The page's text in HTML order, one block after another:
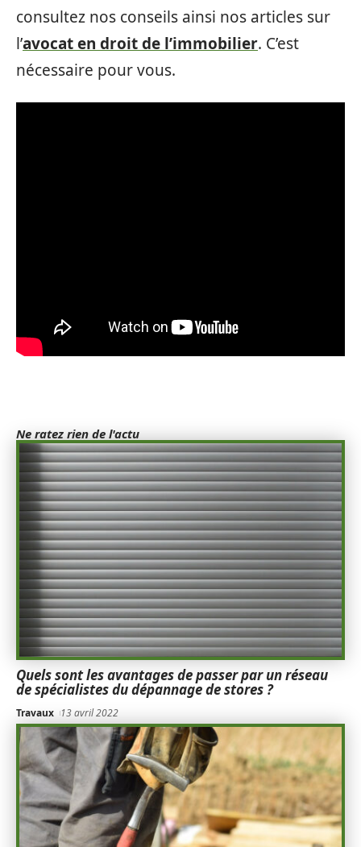
consultez nos conseils ainsi nos articles sur
l’avocat en droit de l’immobilier. C’est
nécessaire pour vous.
Ne ratez rien de l'actu
Quels sont les avantages de passer par un réseau
de spécialistes du dépannage de stores ?
Travaux 13 avril 2022